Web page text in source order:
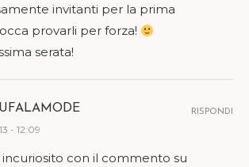
invitanti per la prima
provarli per forza!
serata!
- 12:09
con il commento su
RISPONDI